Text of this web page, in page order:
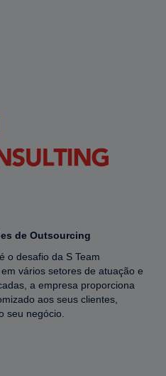
de Outsourcing
o desafio da S Team
vários setores de atuação e
a empresa proporciona
aos seus clientes,
seu negócio.